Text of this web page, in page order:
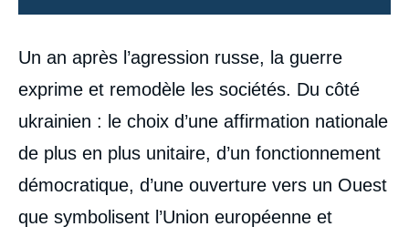
Corps
analyses
Un an après l’agression russe, la guerre
exprime et remodèle les sociétés. Du côté
ukrainien : le choix d’une affirmation nationale
de plus en plus unitaire, d’un fonctionnement
démocratique, d’une ouverture vers un Ouest
que symbolisent l’Union européenne et